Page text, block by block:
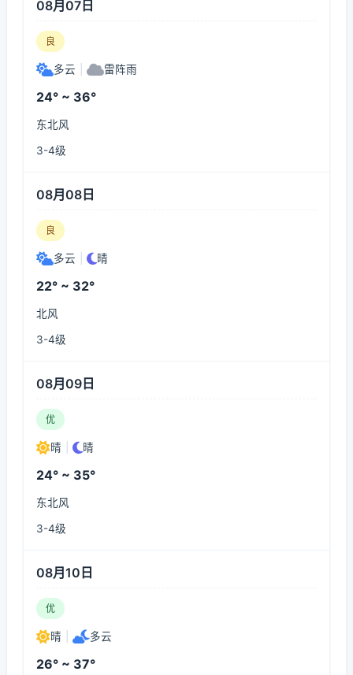
08月07日
良
多云 雷阵雨
24° ~ 36°
东北风
3-4级
08月08日
良
多云 晴
22° ~ 32°
北风
3-4级
08月09日
优
晴 晴
24° ~ 35°
东北风
3-4级
08月10日
优
晴 多云
26° ~ 37°